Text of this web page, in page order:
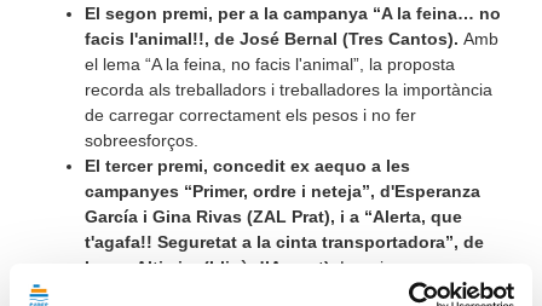
El segon premi, per a la campanya “A la feina… no
facis l'animal!!, de José Bernal (Tres Cantos). Amb
el lema “A la feina, no facis l'animal”, la proposta
recorda als treballadors i treballadores la importància
de carregar correctament els pesos i no fer
sobreesforços.
El tercer premi, concedit ex aequo a les
campanyes “Primer, ordre i neteja”, d'Esperanza
García i Gina Rivas (ZAL Prat), i a “Alerta, que
t'agafa!! Seguretat a la cinta transportadora”, de
Laura Altimira (Lliçà d’Amunt).
La primera
campanya destaca la importància de mantenir els